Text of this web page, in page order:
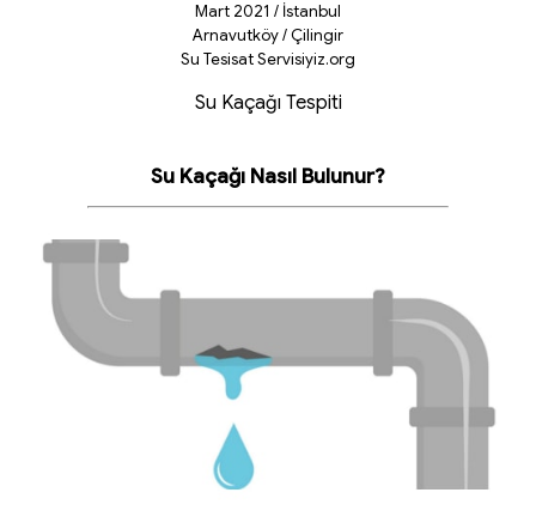
Mart 2021 / İstanbul
Arnavutköy / Çilingir
Su Tesisat Servisiyiz.org
Su Kaçağı Tespiti
Su Kaçağı Nasıl Bulunur?